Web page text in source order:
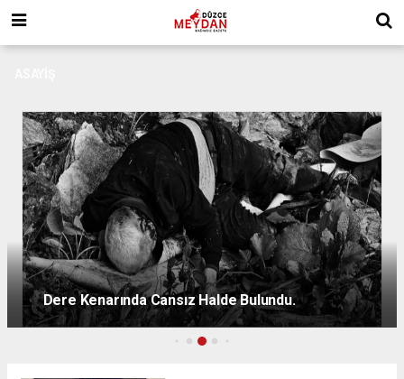
Dere Kenarında Cansız Halde Bulundu.